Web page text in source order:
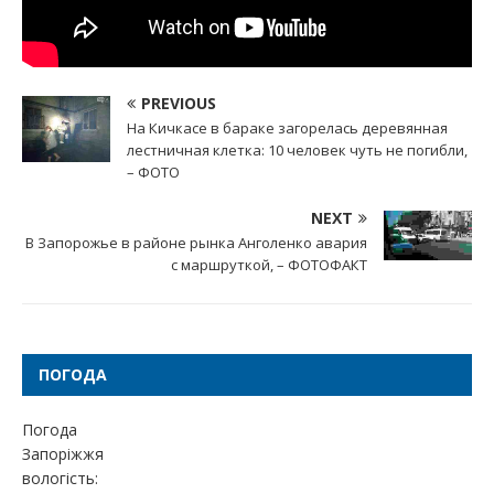
PREVIOUS
На Кичкасе в бараке загорелась деревянная
лестничная клетка: 10 человек чуть не погибли,
– ФОТО
NEXT
В Запорожье в районе рынка Анголенко авария
с маршруткой, – ФОТОФАКТ
ПОГОДА
Погода
Запоріжжя
вологість: